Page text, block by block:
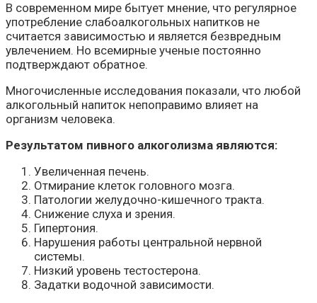
В современном мире бытует мнение, что регулярное
употребление слабоалкогольных напитков не
считается зависимостью и является безвредным
увлечением. Но всемирные ученые постоянно
подтверждают обратное.
Многочисленные исследования показали, что любой
алкогольный напиток непоправимо влияет на
организм человека.
Результатом пивного алкоголизма являются:
Увеличенная печень.
Отмирание клеток головного мозга.
Патологии желудочно-кишечного тракта.
Снижение слуха и зрения.
Гипертония.
Нарушения работы центральной нервной
системы.
Низкий уровень тестостерона.
Задатки водочной зависимости.